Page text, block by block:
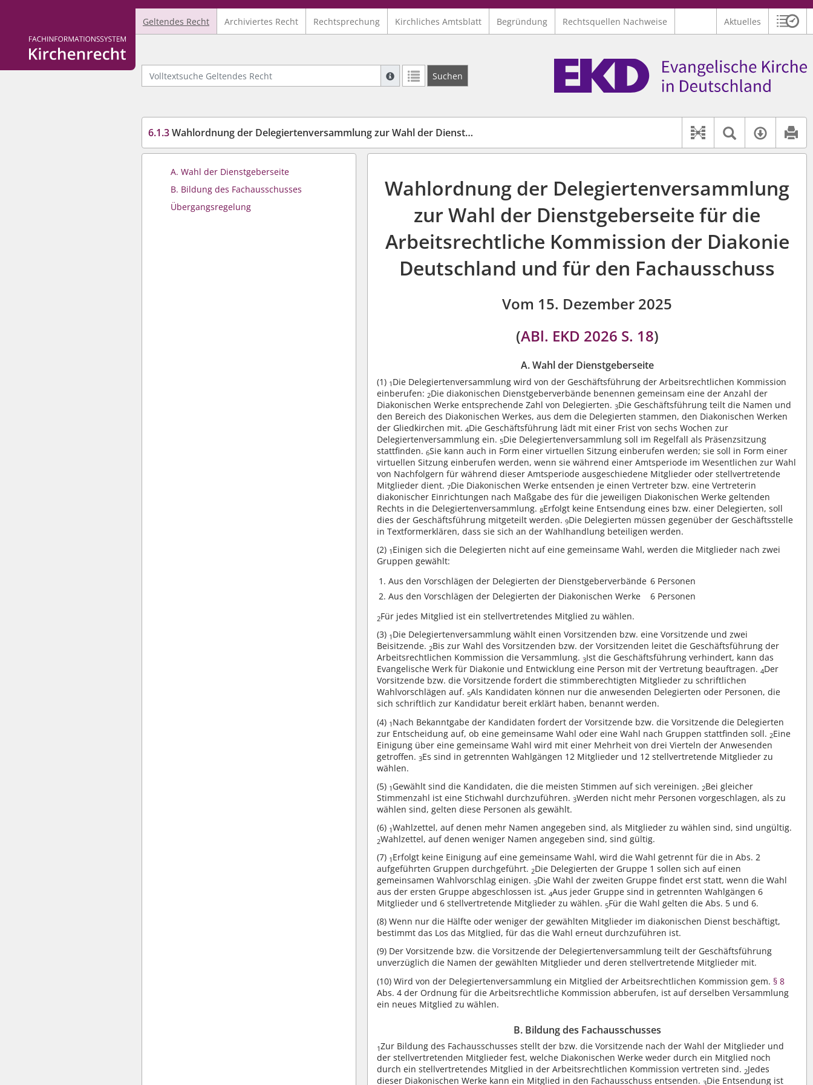
Logo Fachinformationssystem Kirchenrecht
Geltendes Recht Archiviertes Recht Rechtsprechung Kirchliches Amtsblatt Begründung Rechtsquellen Nachweise Aktuelles
Volltextsuche Geltendes Recht
Suche mit Platzhalter "*", Bsp. Pfarrer*, findet auch: "Pfarrerinitiative" oder "Pfarrerausschuss".
Weitere Suchoperatoren finden Sie in unserer Hilfe.
Suchen
6.1.3Wahlordnung der Delegiertenversammlung zur Wahl der Dienstgeberseite für die Arbeitsrechtliche Kommission der Diakonie Deutschland und für den Fachausschuss (Wahlordnung der Dienstgeberseite ARK DD u. Fachausschuss)
Dokument-
Textsuche
A. Wahl der Dienstgeberseite
B. Bildung des Fachausschusses
Übergangsregelung
Wahlordnung der Delegiertenversammlung
zur Wahl der Dienstgeberseite für die
Arbeitsrechtliche Kommission der Diakonie
Deutschland und für den Fachausschuss
Vom 15. Dezember 2025
(ABl. EKD 2026 S. 18)
A. Wahl der Dienstgeberseite
(1) 1 Die Delegiertenversammlung wird von der Geschäftsführung der Arbeitsrechtlichen Kommission
einberufen: 2Die diakonischen Dienstgeberverbände benennen gemeinsam eine der Anzahl der
Diakonischen Werke entsprechende Zahl von Delegierten.3Die Geschäftsführung teilt die Namen und
den Bereich des Diakonischen Werkes, aus dem die Delegierten stammen, den Diakonischen Werken
der Gliedkirchen mit.4Die Geschäftsführung lädt mit einer Frist von sechs Wochen zur
Delegiertenversammlung ein. 5Die Delegiertenversammlung soll im Regelfall als Präsenzsitzung
stattfinden.6Sie kann auch in Form einer virtuellen Sitzung einberufen werden; sie soll in Form einer
virtuellen Sitzung einberufen werden, wenn sie während einer Amtsperiode im Wesentlichen zur Wahl
von Nachfolgern für während dieser Amtsperiode ausgeschiedene Mitglieder oder stellvertretende
Mitglieder dient.7Die Diakonischen Werke entsenden je einen Vertreter bzw. eine Vertreterin
diakonischer Einrichtungen nach Maßgabe des für die jeweiligen Diakonischen Werke geltenden
Rechts in die Delegiertenversammlung.8Erfolgt keine Entsendung eines bzw. einer Delegierten, soll
dies der Geschäftsführung mitgeteilt werden.9Die Delegierten müssen gegenüber der Geschäftsstelle
in Textformerklären, dass sie sich an der Wahlhandlung beteiligen werden.
(2) 1 Einigen sich die Delegierten nicht auf eine gemeinsame Wahl, werden die Mitglieder nach zwei
Gruppen gewählt:
1. Aus den Vorschlägen der Delegierten der Dienstgeberverbände 6 Personen
2. Aus den Vorschlägen der Delegierten der Diakonischen Werke
6 Personen
2Für jedes Mitglied ist ein stellvertretendes Mitglied zu wählen.
(3) 1 Die Delegiertenversammlung wählt einen Vorsitzenden bzw. eine Vorsitzende und zwei
Beisitzende. 2Bis zur Wahl des Vorsitzenden bzw. der Vorsitzenden leitet die Geschäftsführung der
Arbeitsrechtlichen Kommission die Versammlung.3Ist die Geschäftsführung verhindert, kann das
Evangelische Werk für Diakonie und Entwicklung eine Person mit der Vertretung beauftragen.4Der
Vorsitzende bzw. die Vorsitzende fordert die stimmberechtigten Mitglieder zu schriftlichen
Wahlvorschlägen auf. 5Als Kandidaten können nur die anwesenden Delegierten oder Personen, die
sich schriftlich zur Kandidatur bereit erklärt haben, benannt werden.
(4) 1 Nach Bekanntgabe der Kandidaten fordert der Vorsitzende bzw. die Vorsitzende die Delegierten
zur Entscheidung auf, ob eine gemeinsame Wahl oder eine Wahl nach Gruppen stattfinden soll. 2Eine
Einigung über eine gemeinsame Wahl wird mit einer Mehrheit von drei Vierteln der Anwesenden
getroffen.3Es sind in getrennten Wahlgängen 12 Mitglieder und 12 stellvertretende Mitglieder zu
wählen.
(5) 1 Gewählt sind die Kandidaten, die die meisten Stimmen auf sich vereinigen. 2Bei gleicher
Stimmenzahl ist eine Stichwahl durchzuführen.3Werden nicht mehr Personen vorgeschlagen, als zu
wählen sind, gelten diese Personen als gewählt.
(6) 1Wahlzettel, auf denen mehr Namen angegeben sind, als Mitglieder zu wählen sind, sind ungültig.
2Wahlzettel, auf denen weniger Namen angegeben sind, sind gültig.
(7) 1 Erfolgt keine Einigung auf eine gemeinsame Wahl, wird die Wahl getrennt für die in Abs. 2
aufgeführten Gruppen durchgeführt. 2Die Delegierten der Gruppe 1 sollen sich auf einen
gemeinsamen Wahlvorschlag einigen.3Die Wahl der zweiten Gruppe findet erst statt, wenn die Wahl
aus der ersten Gruppe abgeschlossen ist.4Aus jeder Gruppe sind in getrennten Wahlgängen 6
Mitglieder und 6 stellvertretende Mitglieder zu wählen. 5Für die Wahl gelten die Abs. 5 und 6.
(8) Wenn nur die Hälfte oder weniger der gewählten Mitglieder im diakonischen Dienst beschäftigt,
bestimmt das Los das Mitglied, für das die Wahl erneut durchzuführen ist.
(9) Der Vorsitzende bzw. die Vorsitzende der Delegiertenversammlung teilt der Geschäftsführung
unverzüglich die Namen der gewählten Mitglieder und deren stellvertretende Mitglieder mit.
(10) Wird von der Delegiertenversammlung ein Mitglied der Arbeitsrechtlichen Kommission gem. § 8
Abs. 4 der Ordnung für die Arbeitsrechtliche Kommission abberufen, ist auf derselben Versammlung
ein neues Mitglied zu wählen.
B. Bildung des Fachausschusses
1Zur Bildung des Fachausschusses stellt der bzw. die Vorsitzende nach der Wahl der Mitglieder und
der stellvertretenden Mitglieder fest, welche Diakonischen Werke weder durch ein Mitglied noch
durch ein stellvertretendes Mitglied in der Arbeitsrechtlichen Kommission vertreten sind. 2Jedes
dieser Diakonischen Werke kann ein Mitglied in den Fachausschuss entsenden.3Die Entsendung ist